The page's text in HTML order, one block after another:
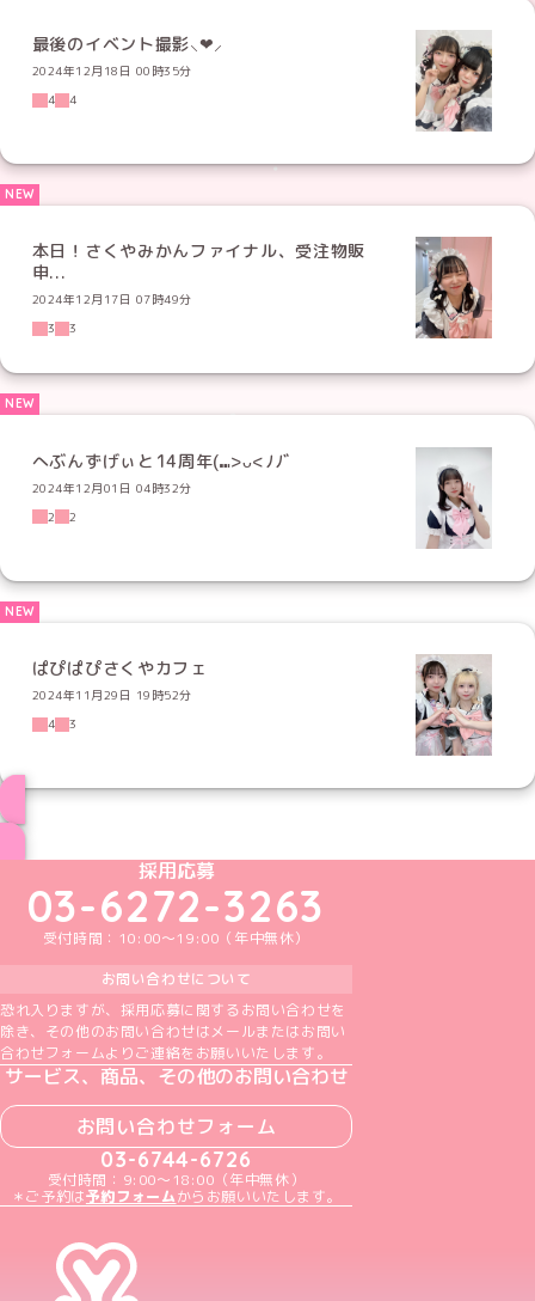
最後のイベント撮影⸜❤︎⸝‍
2024年12月18日 00時35分
4
4
本日！さくやみかんファイナル、受注物販
申...
2024年12月17日 07時49分
3
3
へぶんずげぃと14周年(⑉>ᴗ<ﾉﾉﾞ
2024年12月01日 04時32分
2
2
ぱぴぱぴさくやカフェ
2024年11月29日 19時52分
4
3
めいどりーみんTikTok公式アカウント
めいどりーみんX公式アカウント
めいどりーみんInstagram公式アカウント
めいどりーみんFacebook公式アカウン
めいどりーみんYouTube公式アカ
採用応募
03-6272-3263
受付時間：10:00～19:00（年中無休）
お問い合わせについて
恐れ入りますが、採用応募に関するお問い合わせを
除き、その他のお問い合わせはメールまたはお問い
合わせフォームよりご連絡をお願いいたします。
サービス、商品、その他のお問い合わせ
お問い合わせフォーム
03-6744-6726
受付時間：9:00～18:00（年中無休）
＊ご予約は予約フォームからお願いいたします。